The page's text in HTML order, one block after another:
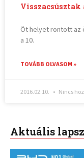
Öt helyet rontott az
a 10.
TOVÁBB OLVASOM »
2016.02.10. Nincs
Aktuális